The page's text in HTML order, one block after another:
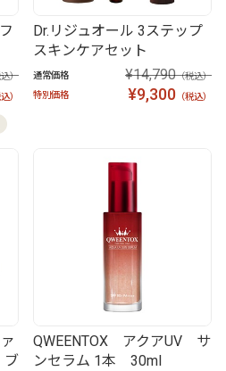
）
）
Dr.リジュオール 3ステップ
スキンケアセット
通常価格 ¥14,790（税込）
特別価格
¥9,300 （税込）
ブ
QWEENTOX アクアUV サ
ンセラム 1本 30ml